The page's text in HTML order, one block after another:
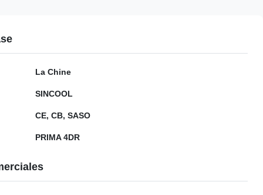
La Chine
SINCOOL
CE, CB, SASO
PRIMA 4DR